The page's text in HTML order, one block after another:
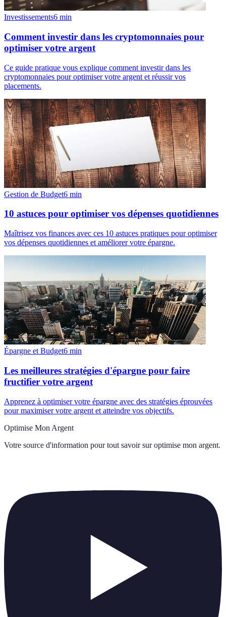
Investissements6 min
Comment investir dans les cryptomonnaies pour
optimiser votre argent
Ce guide pratique vous explique comment investir dans les
cryptomonnaies pour optimiser votre argent et réussir vos
placements.
Gestion de Budget6 min
10 astuces pour optimiser vos dépenses quotidiennes
Maîtrisez vos finances avec ces 10 astuces pratiques pour optimiser
vos dépenses quotidiennes et améliorer votre épargne.
Épargne et Budget6 min
Les meilleures stratégies d'épargne pour faire
fructifier votre argent
Apprenez à optimiser votre épargne avec des stratégies éprouvées
pour maximiser votre argent et atteindre vos objectifs.
Optimise Mon Argent
Votre source d'information pour tout savoir sur optimise mon argent.